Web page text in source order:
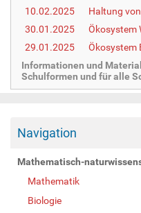
10.02.2025
Haltung
30.01.2025
Ökosystem
29.01.2025
Ökosystem
Informationen und
Schulformen und für alle
Navigation
Mathematisch-
Mathematik
Biologie